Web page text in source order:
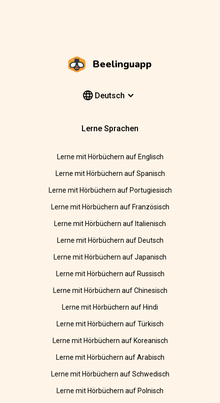
Beelinguapp
Deutsch
Lerne Sprachen
Lerne mit Hörbüchern auf Englisch
Lerne mit Hörbüchern auf Spanisch
Lerne mit Hörbüchern auf Portugiesisch
Lerne mit Hörbüchern auf Französisch
Lerne mit Hörbüchern auf Italienisch
Lerne mit Hörbüchern auf Deutsch
Lerne mit Hörbüchern auf Japanisch
Lerne mit Hörbüchern auf Russisch
Lerne mit Hörbüchern auf Chinesisch
Lerne mit Hörbüchern auf Hindi
Lerne mit Hörbüchern auf Türkisch
Lerne mit Hörbüchern auf Koreanisch
Lerne mit Hörbüchern auf Arabisch
Lerne mit Hörbüchern auf Schwedisch
Lerne mit Hörbüchern auf Polnisch